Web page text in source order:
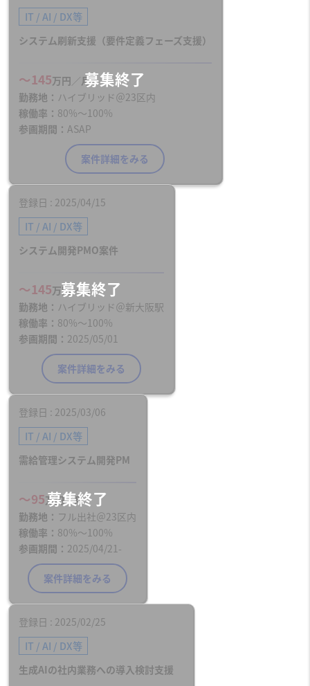
IT / AI / DX等
システム刷新支援（要件定義フェーズ支援）
〜145万円／月
勤務地
ハイブリッド＠23区内
稼働率
80%〜100%
参画期間
ASAP
案件詳細をみる
登録日 2025/04/15
IT / AI / DX等
システム開発PMO案件
〜145万円／月
勤務地
ハイブリッド＠新大阪駅
稼働率
80%〜100%
参画期間
2025/05/01
案件詳細をみる
登録日 2025/03/06
IT / AI / DX等
需給管理システム開発PM
〜95万円／月
勤務地
フル出社＠23区内
稼働率
80%〜100%
参画期間
2025/04/21-
案件詳細をみる
登録日 2025/02/25
IT / AI / DX等
生成AIの社内業務への導入検討支援